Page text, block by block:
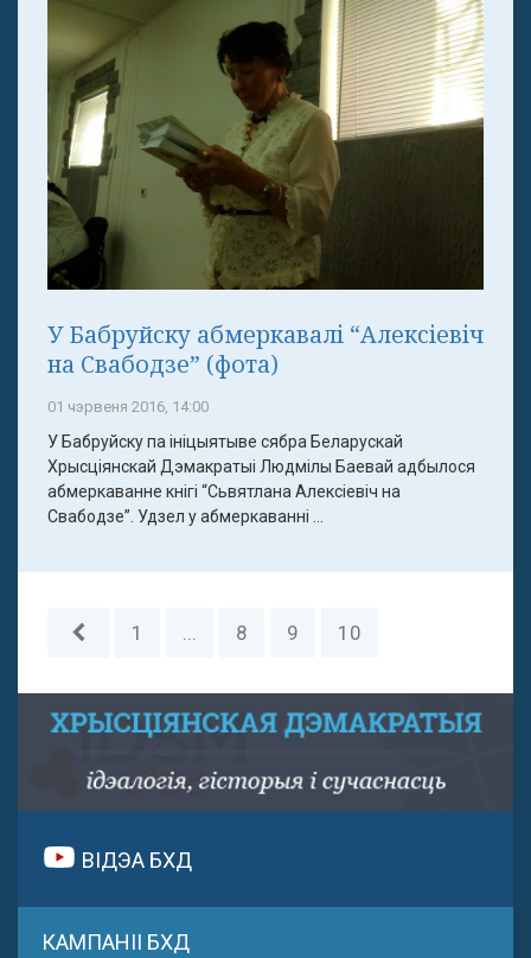
У Бабруйску абмеркавалі “Алексіевіч
на Свабодзе” (фота)
01 чэрвеня 2016, 14:00
У Бабруйску па ініцыятыве сябра Беларускай
Хрысціянскай Дэмакратыі Людмілы Баевай адбылося
абмеркаванне кнігі “Сьвятлана Алексіевіч на
Свабодзе”. Удзел у абмеркаванні ...
1 8 9 10
ВІДЭА БХД
КАМПАНІІ БХД